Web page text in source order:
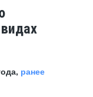
ранее